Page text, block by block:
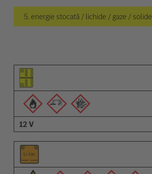
5. energie stocată / lichide / gaze / solide
Pictogramă elemente
Pictogramă avertizări
Descriere
12 V